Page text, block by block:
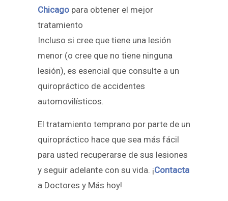
Chicago para obtener el mejor
tratamiento
Incluso si cree que tiene una lesión
menor (o cree que no tiene ninguna
lesión), es esencial que consulte a un
quiropráctico de accidentes
automovilísticos.
El tratamiento temprano por parte de un
quiropráctico hace que sea más fácil
para usted recuperarse de sus lesiones
y seguir adelante con su vida. ¡Contacta
a Doctores y Más hoy!